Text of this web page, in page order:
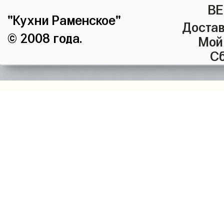
"Кухни Раменское"
© 2008 года.